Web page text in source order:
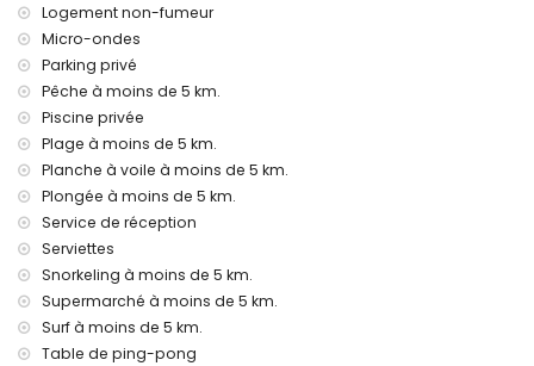
Équipements et services inclus dans le prix de location de
cette maison de vacances
internet (WiFi)
fer et planche à repasser
linge de lit et serviettes
service de réception et service d'urgence 24h/24
tennis de table
chauffage central et climatisation
Équipements et services avec supplément
jacuzzi extérieur
lit supplémentaire et lits/couffins pour enfants (sur
demande)
Divertissements et activités de loisirs pour vos vacances à
Logement non-fumeur
Micro-ondes
Parking privé
Pêche à moins de 5 km.
Piscine privée
Plage à moins de 5 km.
Planche à voile à moins de 5 km.
Plongée à moins de 5 km.
Service de réception
Serviettes
Snorkeling à moins de 5 km.
Supermarché à moins de 5 km.
Surf à moins de 5 km.
Table de ping-pong